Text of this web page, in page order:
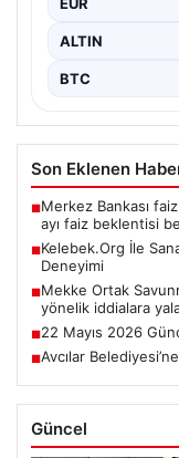
ALTIN
BTC
Son Eklenen
■Merkez Bankası
ayı faiz beklentisi
■Kelebek.Org İle
Deneyimi
■Mekke Ortak
yönelik iddialara
■22 Mayıs 2026
■Avcılar
Güncel